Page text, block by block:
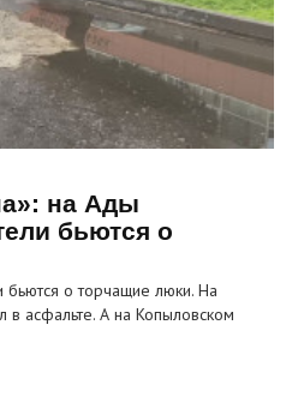
на Ады
бьются о
о торчащие люки. На
в асфальте. А на Копыловском